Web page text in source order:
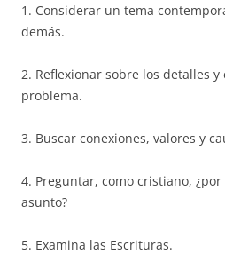
1. Considerar un tema
demás.
2. Reflexionar sobre los detalles
problema.
3. Buscar conexiones, valores y
4. Preguntar, como cristiano,
asunto?
5. Examina las Escrituras.